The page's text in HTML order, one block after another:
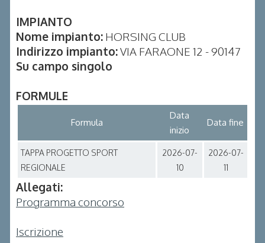
IMPIANTO
Nome impianto: HORSING CLUB
Indirizzo impianto:VIA FARAONE 12 - 90147
Su campo singolo
FORMULE
Formula
Data
inizio
Data fine
TAPPA PROGETTO SPORT
REGIONALE
2026-07-
10
2026-07-
11
Allegati:
Programma concorso
Iscrizione